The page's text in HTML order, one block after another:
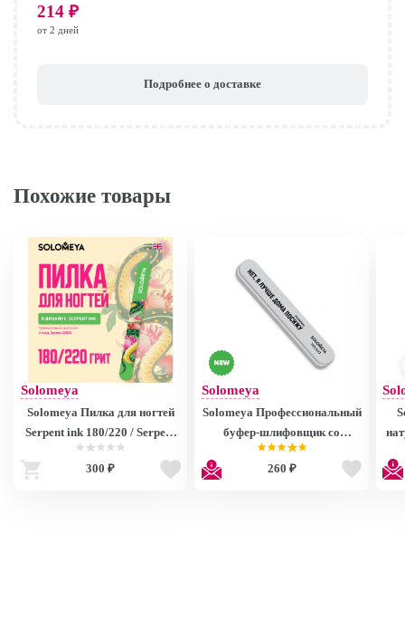
214 ₽
от 2 дней
Подробнее о доставке
Похожие товары
Solomeya
Solomeya Пилка для ногтей
Serpent ink 180/220 / Serpent
ink Nail File, 1 шт.
300 ₽
Solomeya
Solomeya Профессиональный
буфер-шлифовщик со
смыслом "Нет, я лучше дома
посижу", 150/220 грит / File
260 ₽